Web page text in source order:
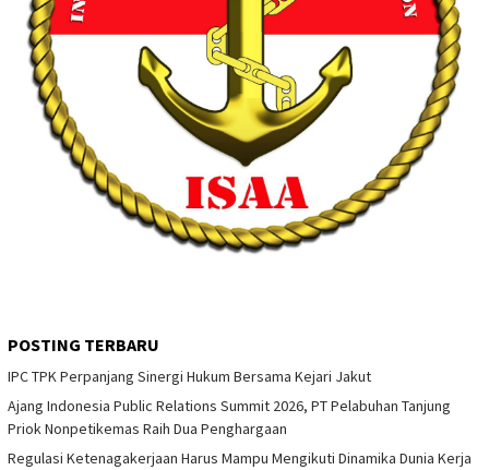
POSTING TERBARU
IPC TPK Perpanjang Sinergi Hukum Bersama Kejari Jakut
Ajang Indonesia Public Relations Summit 2026, PT Pelabuhan Tanjung
Priok Nonpetikemas Raih Dua Penghargaan
Regulasi Ketenagakerjaan Harus Mampu Mengikuti Dinamika Dunia Kerja